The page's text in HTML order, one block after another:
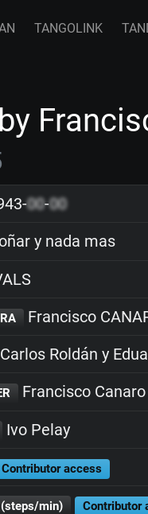
TANGOLINK
00-00
y nada mas
Francisco
Carlos Roldán y
Francisco Canaro
Ivo Pelay
Contributor access
(steps/min) Contributor